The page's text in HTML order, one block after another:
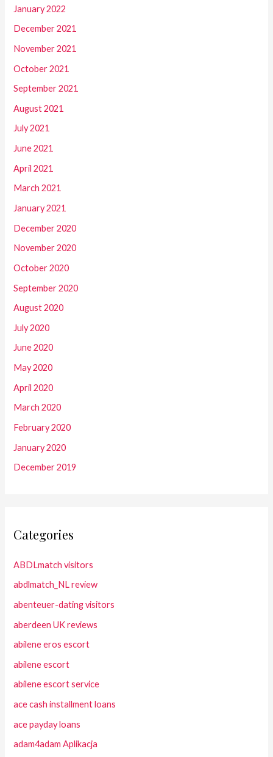
January 2022
December 2021
November 2021
October 2021
September 2021
August 2021
July 2021
June 2021
April 2021
March 2021
January 2021
December 2020
November 2020
October 2020
September 2020
August 2020
July 2020
June 2020
May 2020
April 2020
March 2020
February 2020
January 2020
December 2019
Categories
ABDLmatch visitors
abdlmatch_NL review
abenteuer-dating visitors
aberdeen UK reviews
abilene eros escort
abilene escort
abilene escort service
ace cash installment loans
ace payday loans
adam4adam Aplikacja